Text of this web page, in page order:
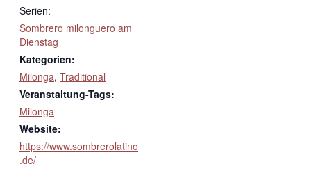
Serien:
Sombrero milonguero am
Dienstag
Kategorien:
Milonga, Traditional
Veranstaltung-Tags:
Milonga
Website:
https://www.sombrerolatino
.de/